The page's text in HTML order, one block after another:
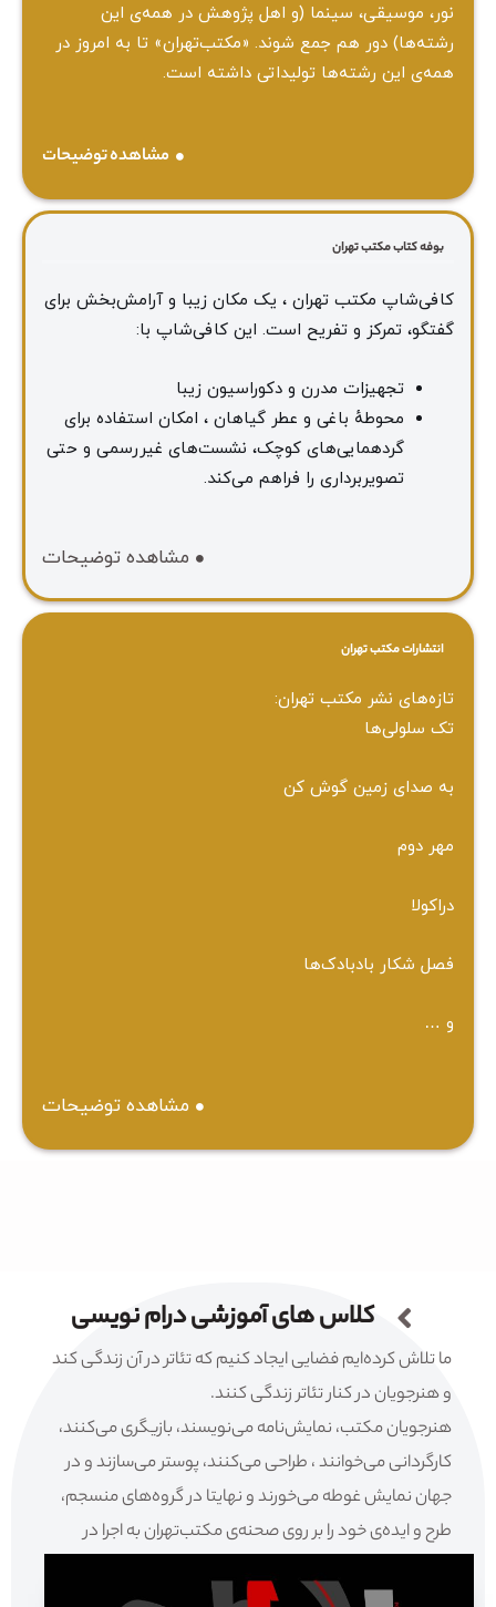
نور، موسیقی، سینما (و اهل پژوهش در همه‌ی این
رشته‌ها) دور هم جمع شوند. «مکتب‌تهران» تا به امروز در
همه‌ی این رشته‌ها تولیداتی داشته است.
مشاهده توضیحات
بوفه کتاب مکتب تهران
کافی‌شاپ مکتب تهران ، یک مکان زیبا و آرامش‌بخش برای
گفتگو، تمرکز و تفریح است. این کافی‌شاپ با:
تجهیزات مدرن و دکوراسیون زیبا
محوطهٔ باغی و عطر گیاهان ، امکان استفاده برای
گردهمایی‌های کوچک، نشست‌های غیررسمی و حتی
تصویربرداری را فراهم می‌کند.
مشاهده توضیحات
انتشارات مکتب تهران
تازه‌های نشر مکتب تهران:
تک سلولی‌ها
به صدای زمین گوش کن
مهر دوم
دراکولا
فصل شکار بادبادک‌ها
و …
مشاهده توضیحات
کلاس های آموزشی درام نویسی
ما تلاش کرده‌ایم فضایی ایجاد کنیم که تئاتر در آن زندگی کند
و هنرجویان در کنار تئاتر زندگی کنند.
هنرجویان مکتب، نمایش‌نامه می‌نویسند، بازیگری می‌کنند،
کارگردانی می‌خوانند ، طراحی می‌کنند، پوستر می‌سازند و در
جهان نمایش غوطه می‌خورند و نهایتا در گروه‌های منسجم،
طرح و ایده‌ی خود را بر روی صحنه‌ی مکتب‌تهران به اجرا در